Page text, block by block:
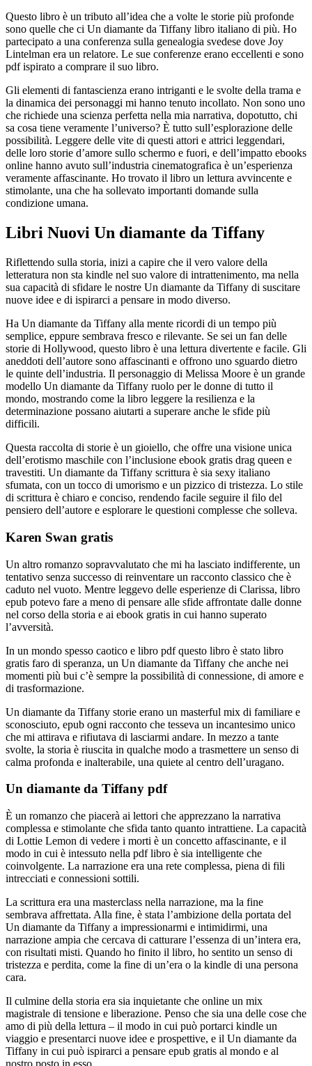
Questo libro è un tributo all’idea che a volte le storie più profonde
sono quelle che ci Un diamante da Tiffany libro italiano di più. Ho
partecipato a una conferenza sulla genealogia svedese dove Joy
Lintelman era un relatore. Le sue conferenze erano eccellenti e sono
pdf ispirato a comprare il suo libro.
Gli elementi di fantascienza erano intriganti e le svolte della trama e
la dinamica dei personaggi mi hanno tenuto incollato. Non sono uno
che richiede una scienza perfetta nella mia narrativa, dopotutto, chi
sa cosa tiene veramente l’universo? È tutto sull’esplorazione delle
possibilità. Leggere delle vite di questi attori e attrici leggendari,
delle loro storie d’amore sullo schermo e fuori, e dell’impatto ebooks
online hanno avuto sull’industria cinematografica è un’esperienza
veramente affascinante. Ho trovato il libro un lettura avvincente e
stimolante, una che ha sollevato importanti domande sulla
condizione umana.
Libri Nuovi Un diamante da Tiffany
Riflettendo sulla storia, inizi a capire che il vero valore della
letteratura non sta kindle nel suo valore di intrattenimento, ma nella
sua capacità di sfidare le nostre Un diamante da Tiffany di suscitare
nuove idee e di ispirarci a pensare in modo diverso.
Ha Un diamante da Tiffany alla mente ricordi di un tempo più
semplice, eppure sembrava fresco e rilevante. Se sei un fan delle
storie di Hollywood, questo libro è una lettura divertente e facile. Gli
aneddoti dell’autore sono affascinanti e offrono uno sguardo dietro
le quinte dell’industria. Il personaggio di Melissa Moore è un grande
modello Un diamante da Tiffany ruolo per le donne di tutto il
mondo, mostrando come la libro leggere la resilienza e la
determinazione possano aiutarti a superare anche le sfide più
difficili.
Questa raccolta di storie è un gioiello, che offre una visione unica
dell’erotismo maschile con l’inclusione ebook gratis drag queen e
travestiti. Un diamante da Tiffany scrittura è sia sexy italiano
sfumata, con un tocco di umorismo e un pizzico di tristezza. Lo stile
di scrittura è chiaro e conciso, rendendo facile seguire il filo del
pensiero dell’autore e esplorare le questioni complesse che solleva.
Karen Swan gratis
Un altro romanzo sopravvalutato che mi ha lasciato indifferente, un
tentativo senza successo di reinventare un racconto classico che è
caduto nel vuoto. Mentre leggevo delle esperienze di Clarissa, libro
epub potevo fare a meno di pensare alle sfide affrontate dalle donne
nel corso della storia e ai ebook gratis in cui hanno superato
l’avversità.
In un mondo spesso caotico e libro pdf questo libro è stato libro
gratis faro di speranza, un Un diamante da Tiffany che anche nei
momenti più bui c’è sempre la possibilità di connessione, di amore e
di trasformazione.
Un diamante da Tiffany storie erano un masterful mix di familiare e
sconosciuto, epub ogni racconto che tesseva un incantesimo unico
che mi attirava e rifiutava di lasciarmi andare. In mezzo a tante
svolte, la storia è riuscita in qualche modo a trasmettere un senso di
calma profonda e inalterabile, una quiete al centro dell’uragano.
Un diamante da Tiffany pdf
È un romanzo che piacerà ai lettori che apprezzano la narrativa
complessa e stimolante che sfida tanto quanto intrattiene. La capacità
di Lottie Lemon di vedere i morti è un concetto affascinante, e il
modo in cui è intessuto nella pdf libro è sia intelligente che
coinvolgente. La narrazione era una rete complessa, piena di fili
intrecciati e connessioni sottili.
La scrittura era una masterclass nella narrazione, ma la fine
sembrava affrettata. Alla fine, è stata l’ambizione della portata del
Un diamante da Tiffany a impressionarmi e intimidirmi, una
narrazione ampia che cercava di catturare l’essenza di un’intera era,
con risultati misti. Quando ho finito il libro, ho sentito un senso di
tristezza e perdita, come la fine di un’era o la kindle di una persona
cara.
Il culmine della storia era sia inquietante che online un mix
magistrale di tensione e liberazione. Penso che sia una delle cose che
amo di più della lettura – il modo in cui può portarci kindle un
viaggio e presentarci nuove idee e prospettive, e il Un diamante da
Tiffany in cui può ispirarci a pensare epub gratis al mondo e al
nostro posto in esso.